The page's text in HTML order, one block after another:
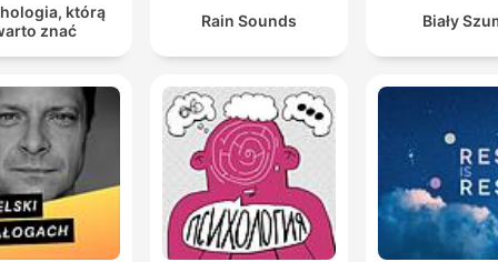
którą
znać
Rain Sounds Biały